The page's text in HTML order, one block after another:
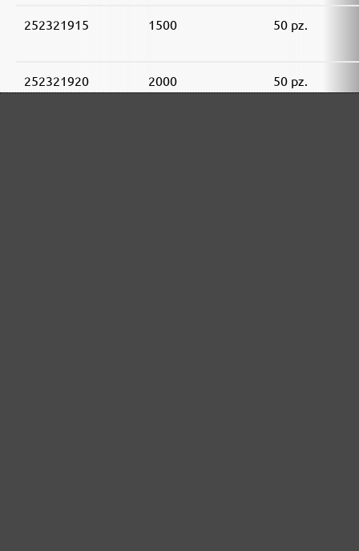
252321915 1500 50 pz.
252321920 2000 50 pz.